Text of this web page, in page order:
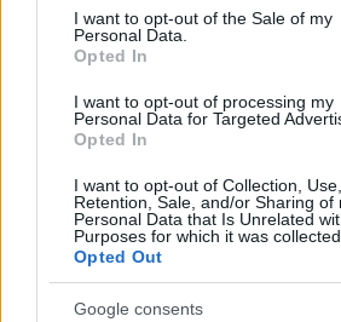
consent section.
I want to opt-out of the Sale of my
Personal Data.
Opted In
I want to opt-out of processing my
Personal Data for Targeted
Opted In
I want to opt-out of Collection, Use,
Retention, Sale, and/or Sharing of
Personal Data that Is Unrelated
Purposes for which it was collected.
Opted Out
Google consents
Cómo la crisis de refino está afectando
gasolina y el diésel
Lucía Herrera · 7 Ago 2026